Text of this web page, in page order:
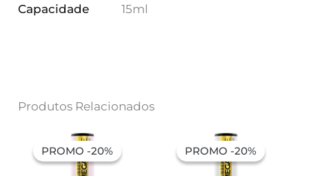
Capacidade 15ml
Produtos Relacionados
PROMO -20%
PROMO -20%
preço
original
O
preço
atual
PROMO -20%
PROMO -20%
preço
original
O
preço
atual